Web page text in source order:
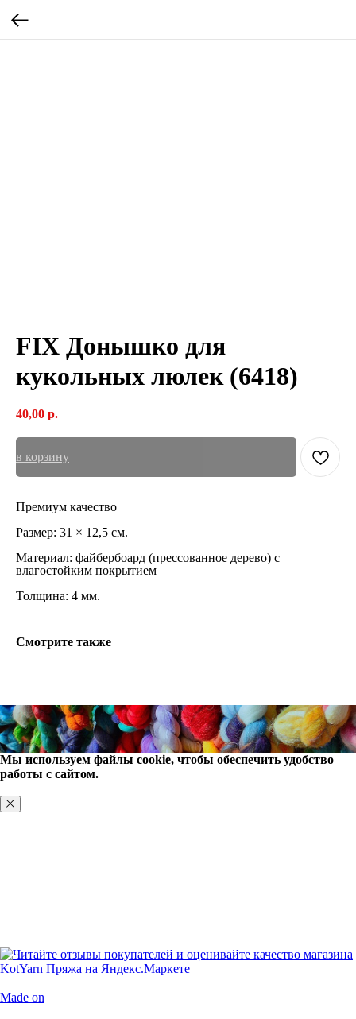
FIX Донышко для
кукольных люлек (6418)
40,00 р.
в корзину
Премиум качество
Размер: 31 × 12,5 см.
Материал: файбербоард (прессованное дерево) с
влагостойким покрытием
Толщина: 4 мм.
Смотрите также
Мы используем файлы cookie, чтобы обеспечить удобство
работы с сайтом.
Made on